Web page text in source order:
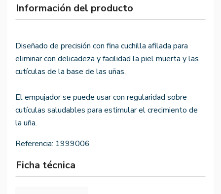
Información del producto
Diseñado de precisión con fina cuchilla afilada para
eliminar con delicadeza y facilidad la piel muerta y las
cutículas de la base de las uñas.
El empujador se puede usar con regularidad sobre
cutículas saludables para estimular el crecimiento de
la uña.
Referencia: 1999006
Ficha técnica